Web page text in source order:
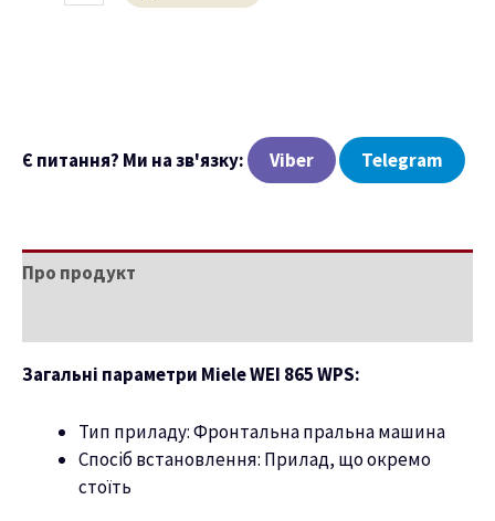
Є питання? Ми на зв'язку: Viber Telegram
Про продукт
Загальні параметри Miele WEI 865 WPS:
Тип приладу: Фронтальна пральна машина
Спосіб встановлення: Прилад, що окремо
стоїть